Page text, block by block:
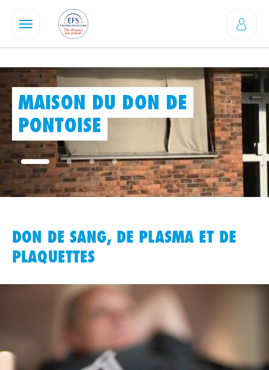
contenu
MAISON DU DON DE
PONTOISE
DON DE SANG, DE PLASMA ET DE
PLAQUETTES